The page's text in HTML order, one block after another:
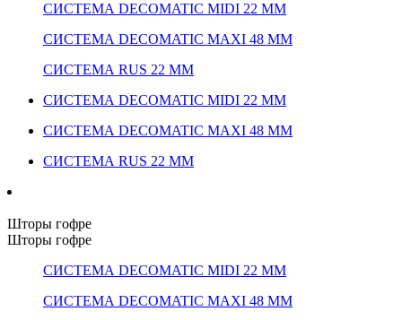
СИСТЕМА DECOMATIC MIDI 22 ММ
СИСТЕМА DECOMATIC MAXI 48 ММ
СИСТЕМА RUS 22 ММ
СИСТЕМА DECOMATIC MIDI 22 ММ
СИСТЕМА DECOMATIC MAXI 48 ММ
СИСТЕМА RUS 22 ММ
Шторы гофре
Шторы гофре
СИСТЕМА DECOMATIC MIDI 22 ММ
СИСТЕМА DECOMATIC MAXI 48 ММ